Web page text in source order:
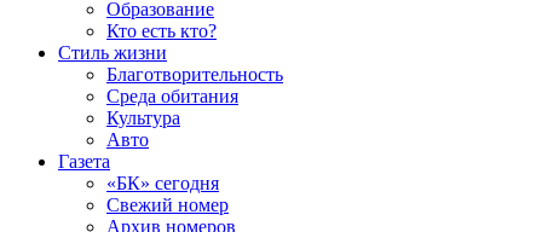
Образование
Кто есть кто?
Стиль жизни
Благотворительность
Среда обитания
Культура
Авто
Газета
«БК» сегодня
Свежий номер
Архив номеров